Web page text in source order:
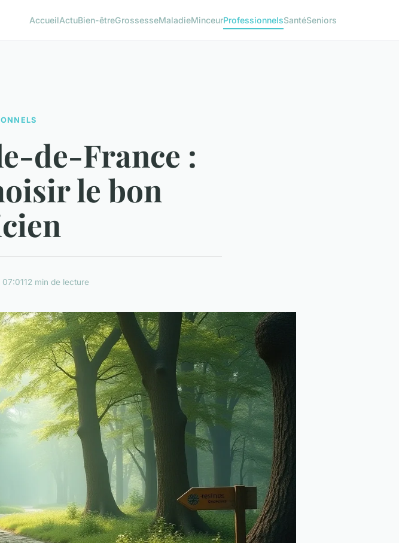
AccueilActuBien-êtreGrossesseMaladieMinceurProfessionnelsSantéSeniors
de-France :
le bon
12 min de lecture